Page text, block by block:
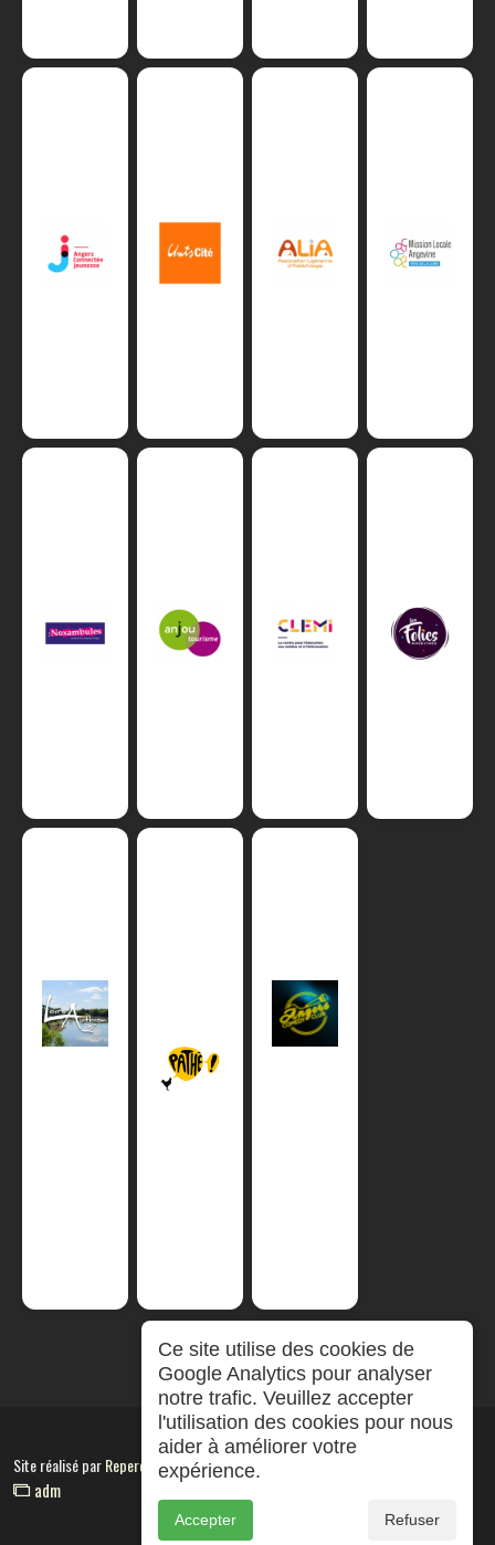
Site réalisé parRepereCom
adm
Ce site utilise des cookies de
Google Analytics pour analyser
notre trafic. Veuillez accepter
l'utilisation des cookies pour nous
aider à améliorer votre
expérience.
Accepter Refuser